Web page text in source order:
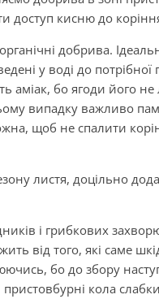
доступ кисню до
добрива.
у воді до потрібної
аміак, бо ягоди його
випадку важливо
щоб не спалити
листя, доцільно
і грибкових
від того, які саме
бо до збору
кола